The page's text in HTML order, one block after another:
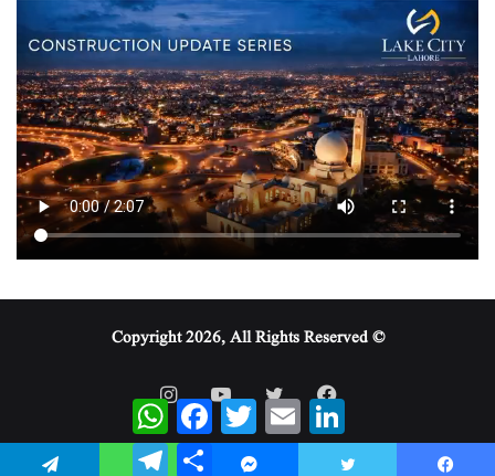
© Copyright 2026, All Rights Reserved
WhatsAppFacebookTwitterEmail
LinkedIn
TelegramShare